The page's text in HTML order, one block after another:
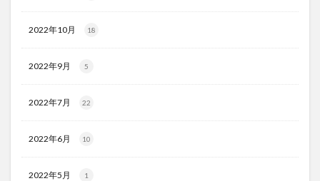
2022年10月 18
2022年9月 5
2022年7月 22
2022年6月 10
2022年5月 1